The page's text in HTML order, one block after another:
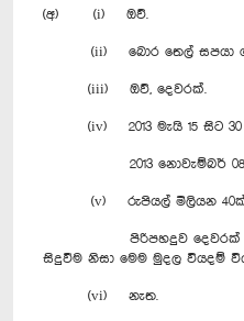
(අ) (i) ඔව්.
(ii) බොර තෙල් සපයා
(iii) ඔව්, දෙවරක්.
(iv) 2013 මැයි 15 සිට 30
2013 නොවැම්බර් 08
(v) රුපියල් මිලියන 40ක්
පිරිපහදුව දෙවරක් නතර
සිදුවීම නිසා මෙම මුදල වියදම්
(vi) නැත.